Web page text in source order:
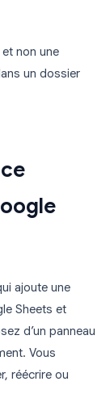
non une
un dossier
ajoute une
Sheets et
d’un panneau
Vous
réécrire ou